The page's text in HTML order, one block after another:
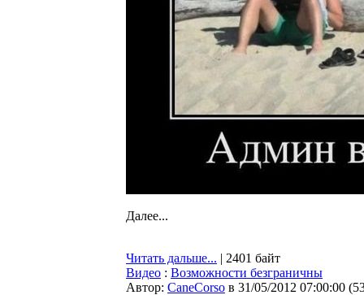
Далее...
Читать дальше... | 2401 байт
Видео : Возможности безграничны
Автор: CaneCorso в 31/05/2012 07:00:00 (